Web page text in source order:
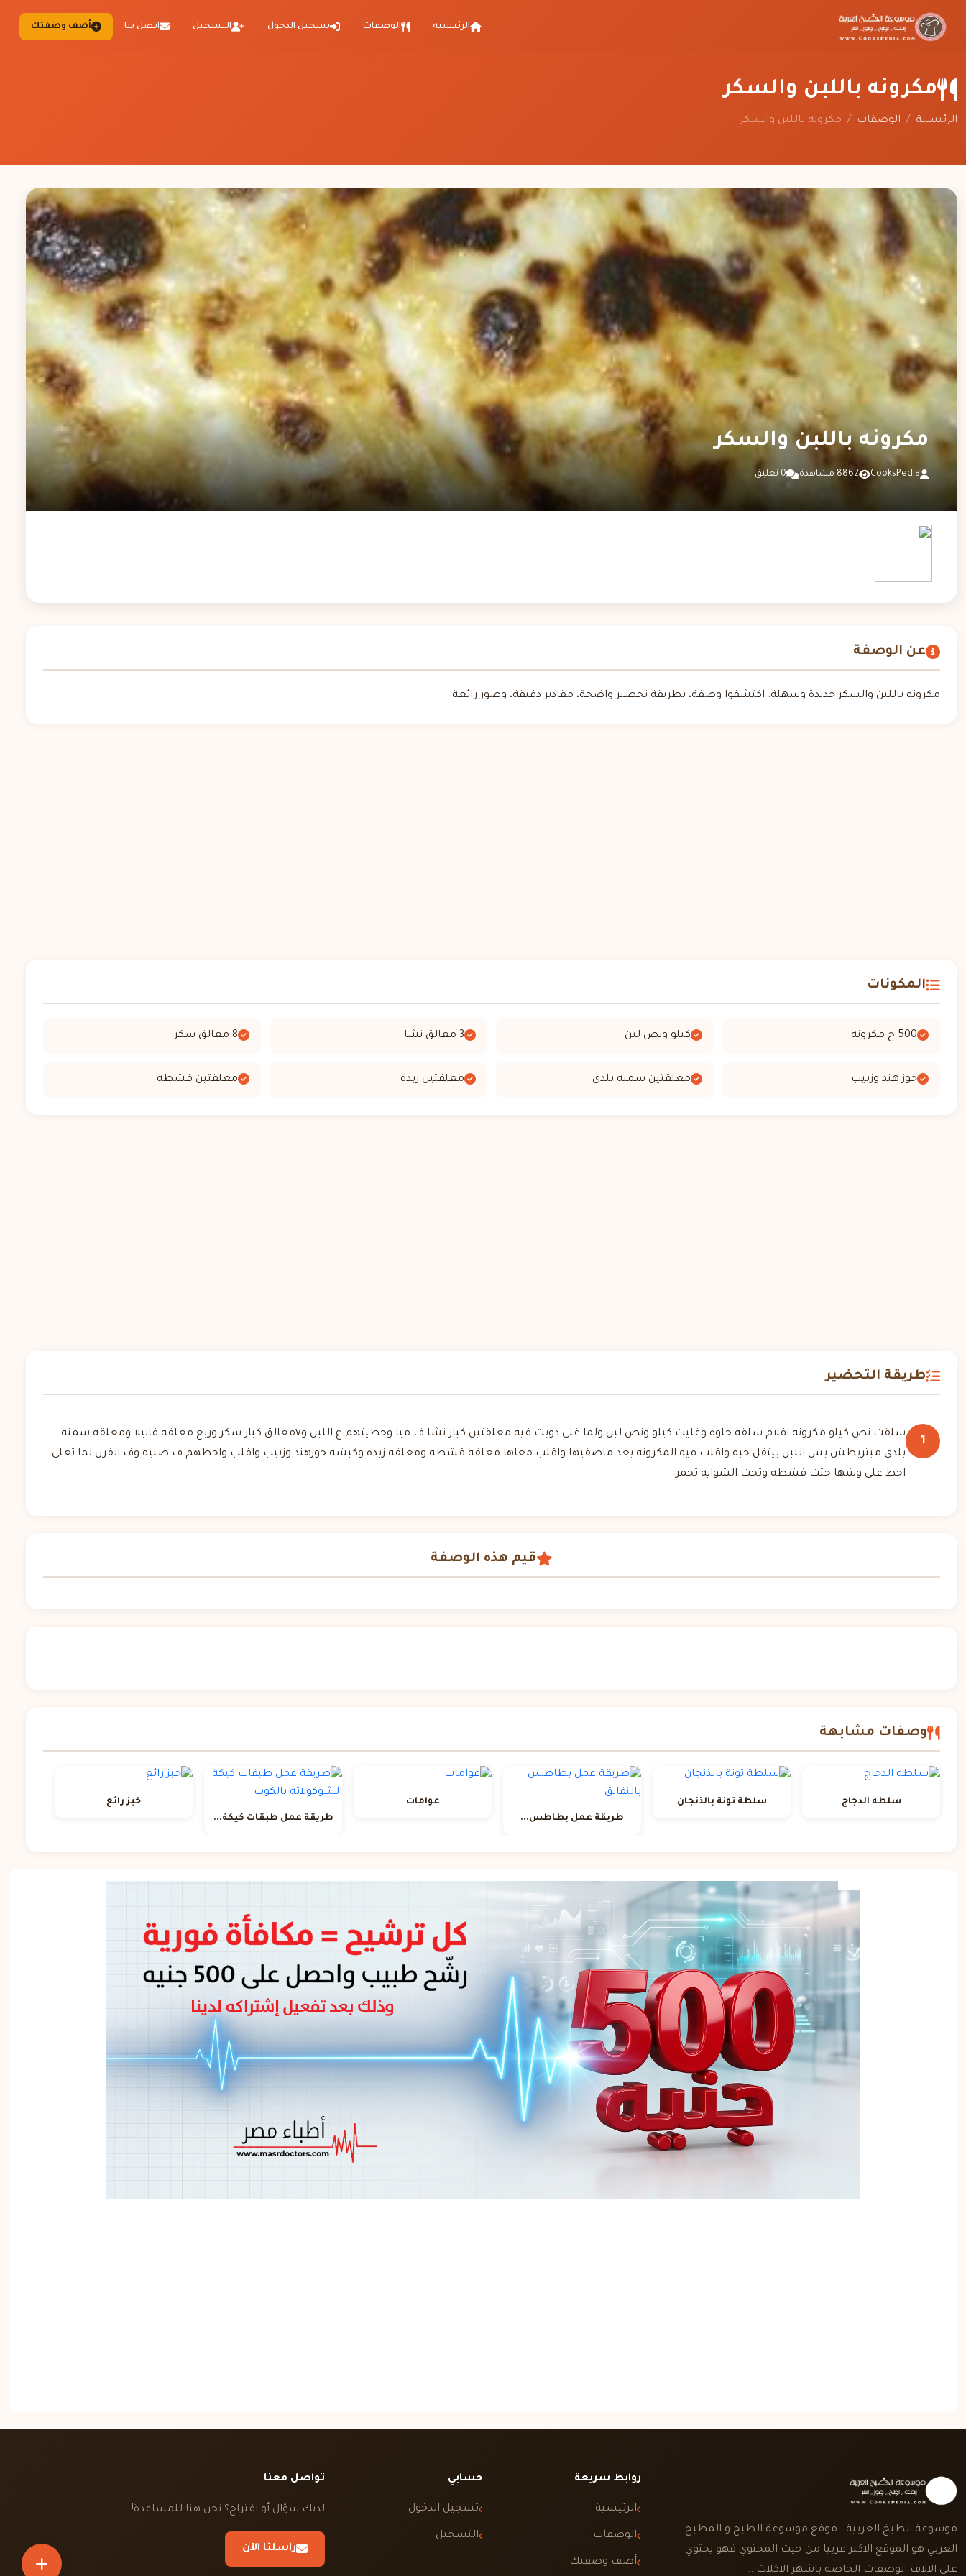
الرئيسية الوصفات تسجيل الدخول التسجيل اتصل بنا أضف وصفتك
مكرونه باللبن والسكر
الرئيسية / الوصفات / مكرونه باللبن والسكر
مكرونه باللبن والسكر
CooksPedia 8862 مشاهدة 0 تعليق
عن الوصفة
مكرونه باللبن والسكر جديدة وسهلة. اكتشفوا وصفة، بطريقة تحضير واضحة، مقادير دقيقة، وصور رائعة.
المكونات
500 ج مكرونه كيلو ونص لبن 3 معالق نشا 8 معالق سكر
جوز هند وزبيب معلقتين سمنه بلدى معلقتين زبده معلقتين قشطه
طريقة التحضير
1
سلقت نص كيلو مكرونه اقلام سلقه حلوه وغليت كيلو ونص لبن ولما غلى دوبت فيه معلقتين كبار نشا ف ميا وحطيتهم ع اللبن و٧معالق كبار سكر وربع معلقه فانيلا ومعلقه سمنه
بلدى مبتربطش بس اللبن بيتقل حبه واقلب فيه المكرونه بعد ماصفيها واقلب معاها معلقه قشطه ومعلقه زبده وكبشه جوزهند وزبيب واقلب واحطهم ف صنيه وف الفرن لما تغلى
احط على وشها حتت قشطه وتحت الشوايه تحمر
قيم هذه الوصفة
وصفات مشابهة
سلطه الدجاج
سلطة تونة بالذنجان
طريقة عمل بطاطس...
عوامات
طريقة عمل طبقات كيكة...
خبز رائع
موسوعة الطبخ العربية : موقع موسوعة الطبخ و المطبخ
العربي هو الموقع الاكبر عربيا من حيث المحتوي فهو يحتوي
على الالاف الوصفات الخاصه باشهر الاكلات...
روابط سريعة
الرئيسية
الوصفات
أضف وصفتك
حسابي
تسجيل الدخول
التسجيل
تواصل معنا
لديك سؤال أو اقتراح؟ نحن هنا للمساعدة!
راسلنا الآن